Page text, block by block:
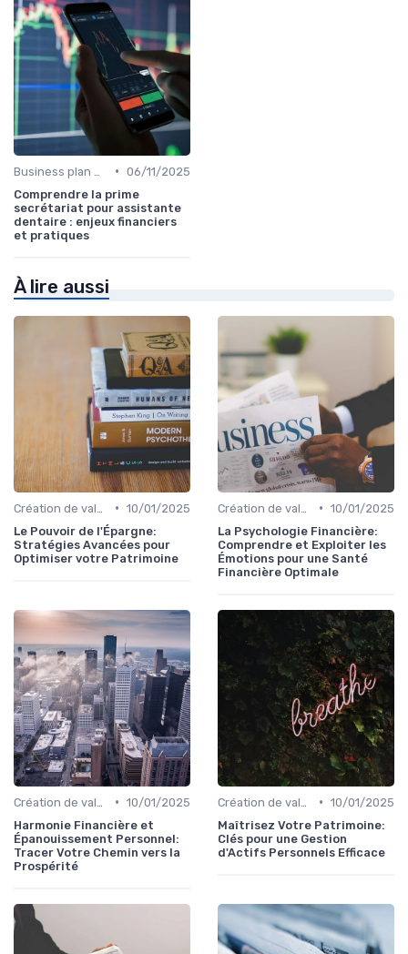
• 06/11/2025
Comprendre la prime
secrétariat pour assistante
dentaire : enjeux financiers
et pratiques
À lire aussi
• 10/01/2025
Le Pouvoir de l'Épargne:
Stratégies Avancées pour
Optimiser votre Patrimoine
• 10/01/2025
La Psychologie Financière:
Comprendre et Exploiter les
Émotions pour une Santé
Financière Optimale
• 10/01/2025
Harmonie Financière et
Épanouissement Personnel:
Tracer Votre Chemin vers la
Prospérité
• 10/01/2025
Maîtrisez Votre Patrimoine:
Clés pour une Gestion
d'Actifs Personnels Efficace